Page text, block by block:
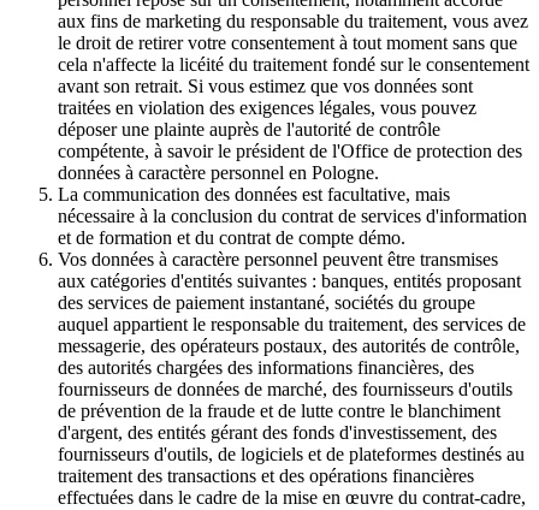
aux fins de marketing du responsable du traitement, vous avez
le droit de retirer votre consentement à tout moment sans que
cela n'affecte la licéité du traitement fondé sur le consentement
avant son retrait. Si vous estimez que vos données sont
traitées en violation des exigences légales, vous pouvez
déposer une plainte auprès de l'autorité de contrôle
compétente, à savoir le président de l'Office de protection des
données à caractère personnel en Pologne.
La communication des données est facultative, mais
nécessaire à la conclusion du contrat de services d'information
et de formation et du contrat de compte démo.
Vos données à caractère personnel peuvent être transmises
aux catégories d'entités suivantes : banques, entités proposant
des services de paiement instantané, sociétés du groupe
auquel appartient le responsable du traitement, des services de
messagerie, des opérateurs postaux, des autorités de contrôle,
des autorités chargées des informations financières, des
fournisseurs de données de marché, des fournisseurs d'outils
de prévention de la fraude et de lutte contre le blanchiment
d'argent, des entités gérant des fonds d'investissement, des
fournisseurs d'outils, de logiciels et de plateformes destinés au
traitement des transactions et des opérations financières
effectuées dans le cadre de la mise en œuvre du contrat-cadre,